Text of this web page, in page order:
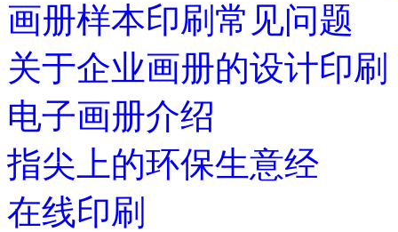
画册样本印刷常见问题
关于企业画册的设计印刷
电子画册介绍
指尖上的环保生意经
在线印刷